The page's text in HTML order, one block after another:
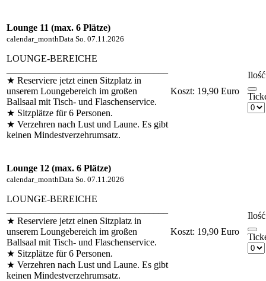
Lounge 11 (max. 6 Plätze)
calendar_monthData So. 07.11.2026
LOUNGE-BEREICHE
★ Reserviere jetzt einen Sitzplatz in
unserem Loungebereich im großen
Ballsaal mit Tisch- und Flaschenservice.
★ Sitzplätze für 6 Personen.
★ Verzehren nach Lust und Laune. Es gibt
keinen Mindestverzehrumsatz.
Koszt: 19,90 Euro
Lounge 12 (max. 6 Plätze)
calendar_monthData So. 07.11.2026
LOUNGE-BEREICHE
★ Reserviere jetzt einen Sitzplatz in
unserem Loungebereich im großen
Ballsaal mit Tisch- und Flaschenservice.
★ Sitzplätze für 6 Personen.
★ Verzehren nach Lust und Laune. Es gibt
keinen Mindestverzehrumsatz.
Koszt: 19,90 Euro